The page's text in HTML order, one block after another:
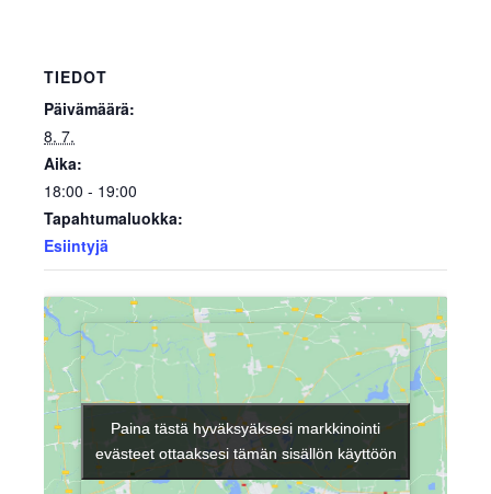
TIEDOT
Päivämäärä:
8. 7.
Aika:
18:00 - 19:00
Tapahtumaluokka:
Esiintyjä
Paina tästä hyväksyäksesi markkinointi
evästeet ottaaksesi tämän sisällön käyttöön
Paina tästä hyväksyäksesi markkinointi
evästeet ottaaksesi tämän sisällön käyttöön